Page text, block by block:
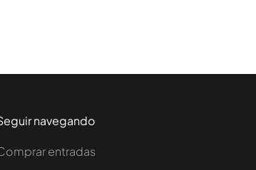
navegando
entradas